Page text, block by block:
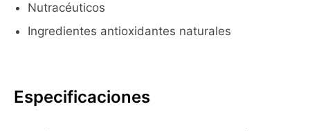
Nutracéuticos
Ingredientes antioxidantes naturales
Especificaciones